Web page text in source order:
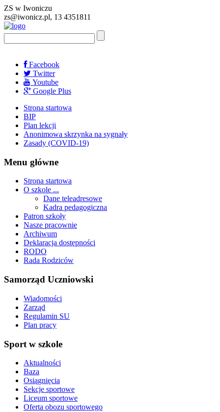
ZS w Iwoniczu
zs@iwonicz.pl, 13 4351811
Facebook
Twitter
Youtube
Google Plus
Strona startowa
BIP
Plan lekcji
Anonimowa skrzynka na sygnały
Zasady (COVID-19)
Menu główne
Strona startowa
O szkole ...
Dane teleadresowe
Kadra pedagogiczna
Patron szkoły
Nasze pracownie
Archiwum
Deklaracja dostępności
RODO
Rada Rodziców
Samorząd Uczniowski
Wiadomości
Zarząd
Regulamin SU
Plan pracy
Sport w szkole
Aktualności
Baza
Osiągnięcia
Sekcje sportowe
Liceum sportowe
Oferta obozu sportowego